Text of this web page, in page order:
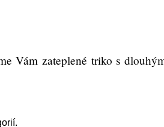
Vám zateplené triko s